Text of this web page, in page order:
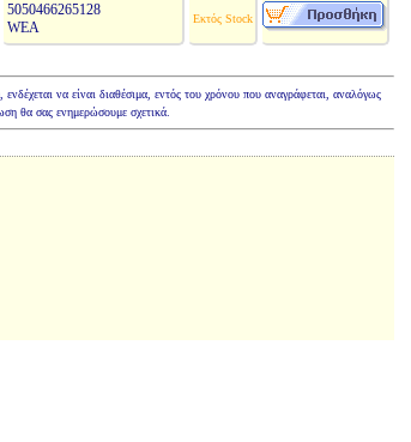
5050466265128
WEA
Εκτός Stock
να είναι διαθέσιμα, εντός του χρόνου που αναγράφεται, αναλόγως
θα σας ενημερώσουμε σχετικά.